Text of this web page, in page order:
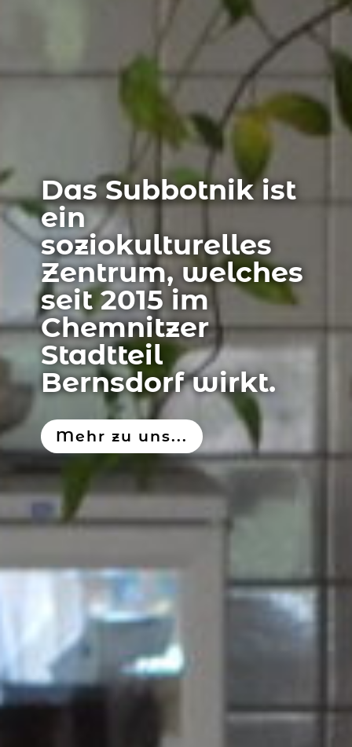
Das Subbotnik ist
ein
soziokulturelles
Zentrum, welches
seit 2015 im
Chemnitzer
Stadtteil
Bernsdorf wirkt.
Mehr zu uns...